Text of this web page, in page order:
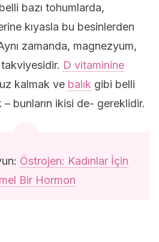
bazı tohumlarda,
kıyasla bu besinlerden
zamanda, magnezyum,
D vitaminine
kalmak ve balık gibi belli
bunların ikisi de- gereklidir.
Östrojen: Kadınlar İçin
Bir Hormon